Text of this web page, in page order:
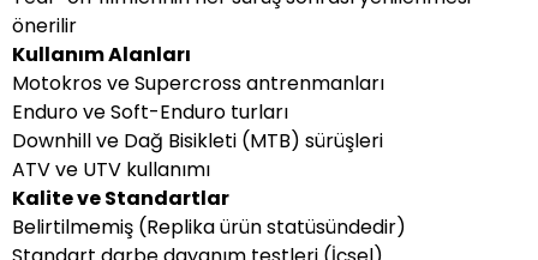
önerilir
Kullanım Alanları
Motokros ve Supercross antrenmanları
Enduro ve Soft-Enduro turları
Downhill ve Dağ Bisikleti (MTB) sürüşleri
ATV ve UTV kullanımı
Kalite ve Standartlar
Belirtilmemiş (Replika ürün statüsündedir)